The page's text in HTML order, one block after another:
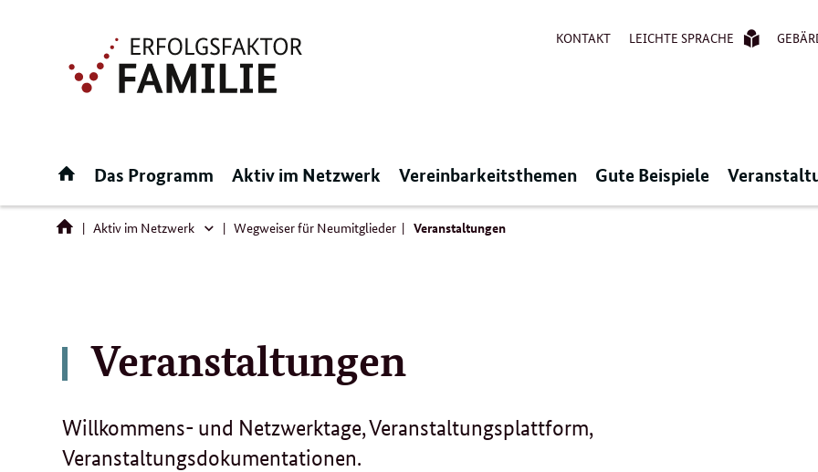
KONTAKT LEICHTE SPRACHE
Startseite
Das Programm Aktiv im Netzwerk Vereinbarkeitsthemen Gute Beispiele
Aktiv im Netzwerk
AktivWegweiser für Neumitglieder Veranstaltungen
Veranstaltungen
Willkommens- und Netzwerktage, Veranstaltungsplattform,
Veranstaltungsdokumentationen.